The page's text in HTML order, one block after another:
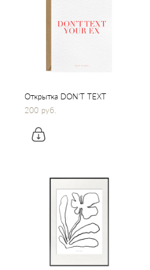
Открытка DON'T TEXT
200 pуб.